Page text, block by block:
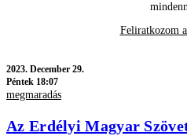
Feliratkozom
2023. December 29.
Péntek 18:07
megmaradás
Az Erdélyi Magyar